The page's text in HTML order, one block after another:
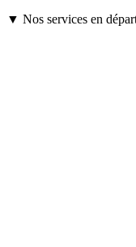
▼ Nos services en